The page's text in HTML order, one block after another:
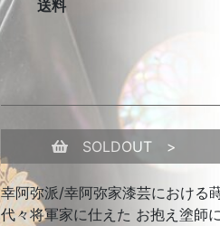
送料
SOLDOUT >
幸阿弥派/幸阿弥家漆芸における
代々将軍家に仕えた お抱え塗師